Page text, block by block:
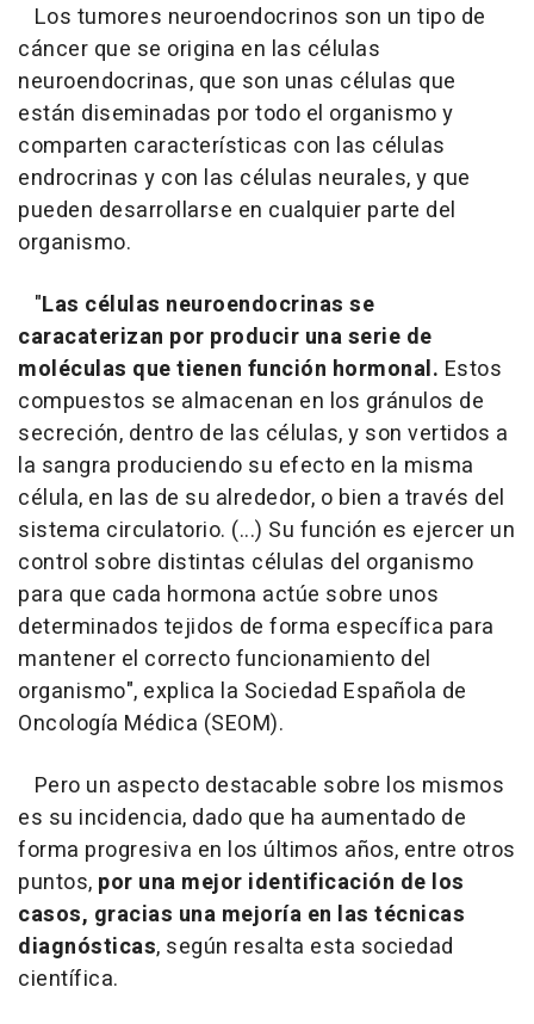
Los tumores neuroendocrinos son un tipo de
cáncer que se origina en las células
neuroendocrinas, que son unas células que
están diseminadas por todo el organismo y
comparten características con las células
endrocrinas y con las células neurales, y que
pueden desarrollarse en cualquier parte del
organismo.
"Las células neuroendocrinas se
caracaterizan por producir una serie de
moléculas que tienen función hormonal. Estos
compuestos se almacenan en los gránulos de
secreción, dentro de las células, y son vertidos a
la sangra produciendo su efecto en la misma
célula, en las de su alrededor, o bien a través del
sistema circulatorio. (...) Su función es ejercer un
control sobre distintas células del organismo
para que cada hormona actúe sobre unos
determinados tejidos de forma específica para
mantener el correcto funcionamiento del
organismo", explica la Sociedad Española de
Oncología Médica (SEOM).
Pero un aspecto destacable sobre los mismos
es su incidencia, dado que ha aumentado de
forma progresiva en los últimos años, entre otros
puntos, por una mejor identificación de los
casos, gracias una mejoría en las técnicas
diagnósticas, según resalta esta sociedad
científica.